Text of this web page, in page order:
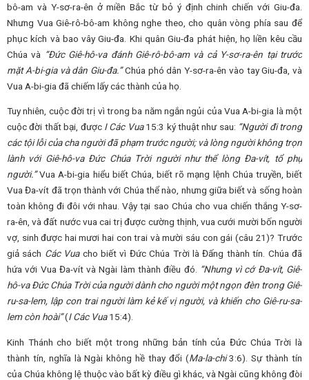
bô-am và Y-sơ-ra-ên ở miền Bắc từ bỏ ý định chinh chiến với Giu-đa.
Nhưng Vua Giê-rô-bô-am không nghe theo, cho quân vòng phía sau để
phục kích và bao vây Giu-đa. Khi quân Giu-đa phát hiện, họ liền kêu cầu
Chúa và “Đức Giê-hô-va đánh Giê-rô-bô-am và cả Y-sơ-ra-ên tại trước
mặt A-bi-gia và dân Giu-đa.”Chúa phó dân Y-sơ-ra-ên vào tay Giu-đa, và
Vua A-bi-gia đã chiếm lấy các thành của họ.
Tuy nhiên, cuộc đời trị vì trong ba năm ngắn ngủi của Vua A-bi-gia là một
cuộc đời thất bại, được I Các Vua15:3 ký thuật như sau: “Người đi trong
các tội lỗi của cha người đã phạm trước người; và lòng người không trọn
lành với Giê-hô-va Đức Chúa Trời người như thể lòng Đa-vít, tổ phụ
người.”Vua A-bi-gia hiểu biết Chúa, biết rõ mạng lệnh Chúa truyền, biết
Vua Đa-vít đã trọn thành với Chúa thể nào, nhưng giữa biết và sống hoàn
toàn không đi đôi với nhau. Vậy tại sao Chúa cho vua chiến thắng Y-sơ-
ra-ên, và đất nước vua cai trị được cường thịnh, vua cưới mười bốn người
vợ, sinh được hai mươi hai con trai và mười sáu con gái (câu 21)? Trước
giả sách Các Vuacho biết vì Đức Chúa Trời là Đấng thành tín. Chúa đã
hứa với Vua Đa-vít và Ngài làm thành điều đó. “Nhưng vì cớ Đa-vít, Giê-
hô-va Đức Chúa Trời của người dành cho người một ngọn đèn trong Giê-
ru-sa-lem, lập con trai người làm kẻ kế vị người, và khiến cho Giê-ru-sa-
lem còn hoài”(I Các Vua15:4).
Kinh Thánh cho biết một trong những bản tính của Đức Chúa Trời là
thành tín, nghĩa là Ngài không hề thay đổi (Ma-la-chi3:6). Sự thành tín
của Chúa không lệ thuộc vào bất kỳ điều gì khác, và Ngài cũng không đòi